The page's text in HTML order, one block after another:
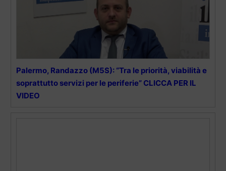
Palermo, Randazzo (M5S): “Tra le priorità, viabilità e
soprattutto servizi per le periferie” CLICCA PER IL
VIDEO